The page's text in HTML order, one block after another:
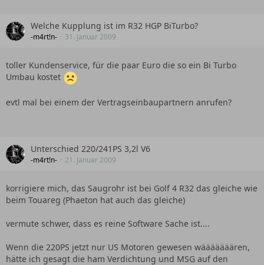
Welche Kupplung ist im R32 HGP BiTurbo?
-m4rt!n- 31. Januar 2009
toller Kundenservice, für die paar Euro die so ein Bi Turbo
Umbau kostet
evtl mal bei einem der Vertragseinbaupartnern anrufen?
Unterschied 220/241PS 3,2l V6
-m4rt!n- 21. Januar 2009
korrigiere mich, das Saugrohr ist bei Golf 4 R32 das gleiche wie
beim Touareg (Phaeton hat auch das gleiche)
vermute schwer, dass es reine Software Sache ist....
Wenn die 220PS jetzt nur US Motoren gewesen wääääääären,
hätte ich gesagt die ham Verdichtung und MSG auf den